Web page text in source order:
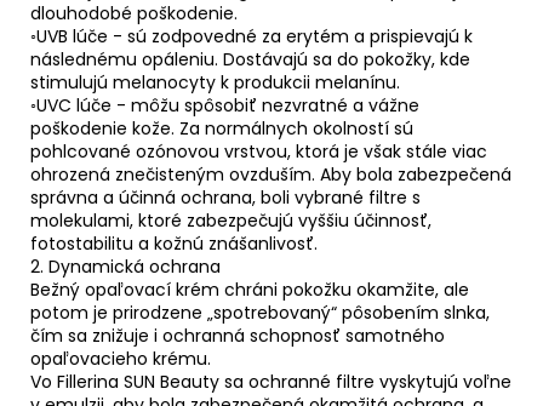
dlouhodobé poškodenie.
◦UVB lúče - sú zodpovedné za erytém a prispievajú k
následnému opáleniu. Dostávajú sa do pokožky, kde
stimulujú melanocyty k produkcii melanínu.
◦UVC lúče - môžu spôsobiť nezvratné a vážne
poškodenie kože. Za normálnych okolností sú
pohlcované ozónovou vrstvou, ktorá je však stále viac
ohrozená znečisteným ovzduším. Aby bola zabezpečená
správna a účinná ochrana, boli vybrané filtre s
molekulami, ktoré zabezpečujú vyššiu účinnosť,
fotostabilitu a kožnú znášanlivosť.
2. Dynamická ochrana
Bežný opaľovací krém chráni pokožku okamžite, ale
potom je prirodzene „spotrebovaný“ pôsobením slnka,
čím sa znižuje i ochranná schopnosť samotného
opaľovacieho krému.
Vo Fillerina SUN Beauty sa ochranné filtre vyskytujú voľne